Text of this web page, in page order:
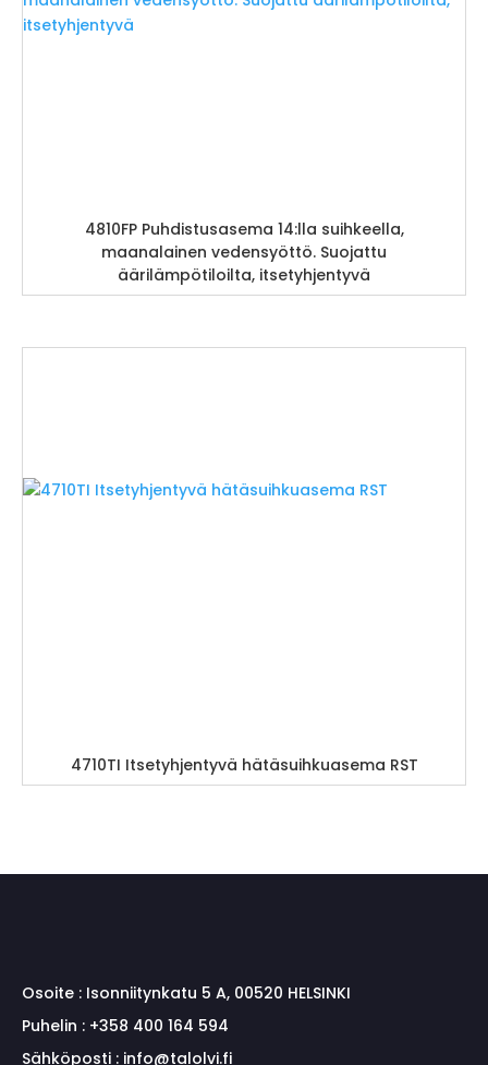
4810FP Puhdistusasema 14:lla suihkeella,
maanalainen vedensyöttö. Suojattu
äärilämpötiloilta, itsetyhjentyvä
4710TI Itsetyhjentyvä hätäsuihkuasema RST
Osoite : Isonniitynkatu 5 A, 00520 HELSINKI
Puhelin : +358 400 164 594
Sähköposti : info@talolvi.fi